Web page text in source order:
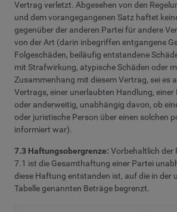
Vertrag verletzt. Abgesehen von den
und dem vorangegangenen Satz haftet
gegenüber der anderen Partei für andere
von der Art (darin inbegriffen entgangene
Folgeschäden, beiläufig entstandene
mit Strafwirkung, atypische Schäden oder
Zusammenhang mit diesem Vertrag, sei es
Vertrags, einer unerlaubten Handlung,
oder anderweitig, unabhängig davon, ob
oder juristische Person über einen solchen
informiert war).
7.3 Haftungsobergrenze: Vorbehaltlich der
7.1 ist die Gesamthaftung einer Partei
diese Haftung entstanden ist, auf die in der
Tabelle genannten Beträge begrenzt.